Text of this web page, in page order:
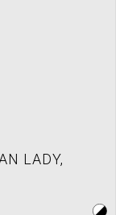
LADY,